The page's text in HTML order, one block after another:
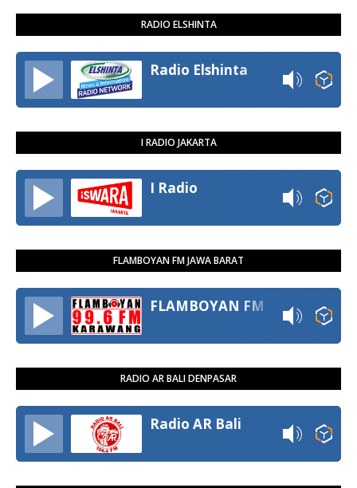
RADIO ELSHINTA
Radio Elshinta
I RADIO JAKARTA
I Radio
FLAMBOYAN FM JAWA BARAT
FLAMBOYAN FM
RADIO AR BALI DENPASAR
Radio AR Bali